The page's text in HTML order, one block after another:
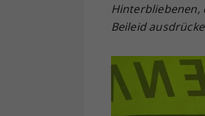
Hinterbliebenen,
Beileid